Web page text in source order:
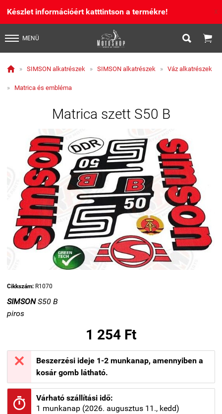
Készlet információért katttintson a termékre! X
MENÜ  
 » SIMSON alkatrészek » SIMSON alkatrészek » Váz alkatrészek
» Matrica és embléma
Matrica szett S50 B
Cikkszám: R1070
SIMSONS50 B
piros
1 254 Ft

Beszerzési ideje 1-2 munkanap, amennyiben a
kosár gomb látható.

Várható szállítási idő:
1 munkanap (2026. augusztus 11., kedd)